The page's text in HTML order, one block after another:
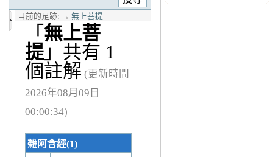
目前的足跡: → 無上菩提
「 無上菩
提 」共有 1
個註解 (更新時間
2026年08月09日
00:00:34)
雜阿含經(1)